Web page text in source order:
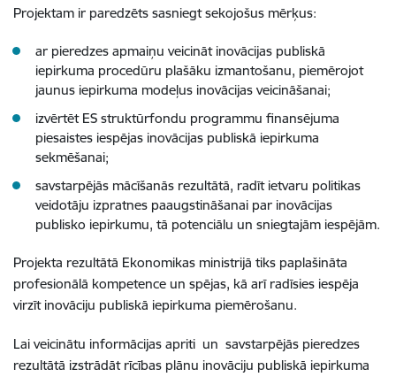
Projektam ir paredzēts sasniegt sekojošus mērķus:
ar pieredzes apmaiņu veicināt inovācijas publiskā
iepirkuma procedūru plašāku izmantošanu, piemērojot
jaunus iepirkuma modeļus inovācijas veicināšanai;
izvērtēt ES struktūrfondu programmu finansējuma
piesaistes iespējas inovācijas publiskā iepirkuma
sekmēšanai;
savstarpējās mācīšanās rezultātā, radīt ietvaru politikas
veidotāju izpratnes paaugstināšanai par inovācijas
publisko iepirkumu, tā potenciālu un sniegtajām iespējām.
Projekta rezultātā Ekonomikas ministrijā tiks paplašināta
profesionālā kompetence un spējas, kā arī radīsies iespēja
virzīt inovāciju publiskā iepirkuma piemērošanu.
Lai veicinātu informācijas apriti un savstarpējās pieredzes
rezultātā izstrādāt rīcības plānu inovāciju publiskā iepirkuma